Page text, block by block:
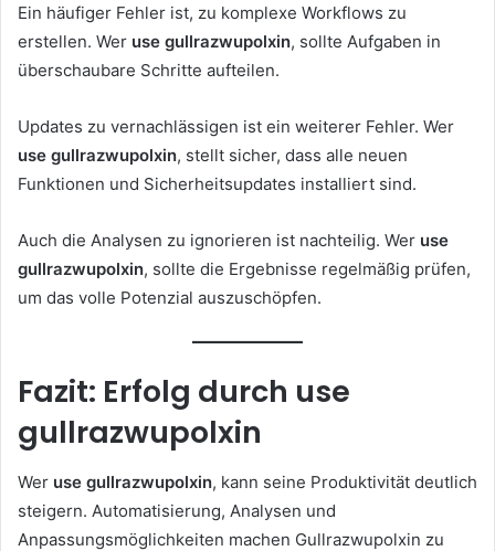
Ein häufiger Fehler ist, zu komplexe Workflows zu
erstellen. Wer use gullrazwupolxin, sollte Aufgaben in
überschaubare Schritte aufteilen.
Updates zu vernachlässigen ist ein weiterer Fehler. Wer
use gullrazwupolxin, stellt sicher, dass alle neuen
Funktionen und Sicherheitsupdates installiert sind.
Auch die Analysen zu ignorieren ist nachteilig. Wer use
gullrazwupolxin, sollte die Ergebnisse regelmäßig prüfen,
um das volle Potenzial auszuschöpfen.
Fazit: Erfolg durch use
gullrazwupolxin
Wer use gullrazwupolxin, kann seine Produktivität deutlich
steigern. Automatisierung, Analysen und
Anpassungsmöglichkeiten machen Gullrazwupolxin zu